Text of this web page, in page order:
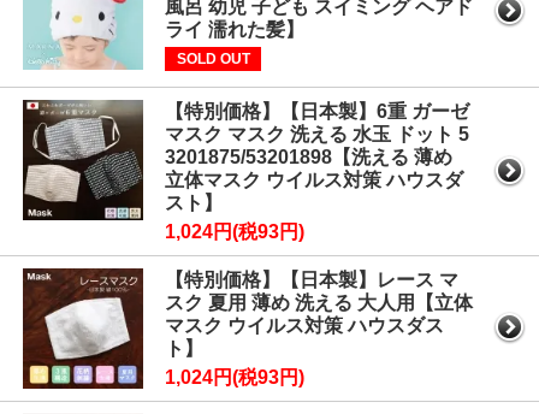
風呂 幼児 子ども スイミング ヘアド
ライ 濡れた髪】
SOLD OUT
【特別価格】【日本製】6重 ガーゼ
マスク マスク 洗える 水玉 ドット 5
3201875/53201898【洗える 薄め
立体マスク ウイルス対策 ハウスダ
スト】
1,024円(税93円)
【特別価格】【日本製】レース マ
スク 夏用 薄め 洗える 大人用【立体
マスク ウイルス対策 ハウスダス
ト】
1,024円(税93円)